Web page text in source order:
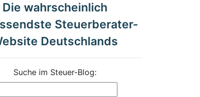
Die wahrscheinlich
Steuerberater-
Deutschlands
Suche im Steuer-Blog: